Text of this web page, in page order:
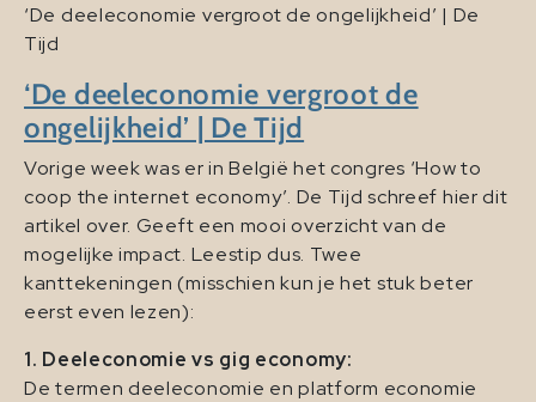
‘De deeleconomie vergroot de ongelijkheid’ | De
Tijd
‘De deeleconomie vergroot de
ongelijkheid’ | De Tijd
Vorige week was er in België het congres ‘How to
coop the internet economy’. De Tijd schreef hier dit
artikel over. Geeft een mooi overzicht van de
mogelijke impact. Leestip dus. Twee
kanttekeningen (misschien kun je het stuk beter
eerst even lezen):
1. Deeleconomie vs gig economy:
De termen deeleconomie en platform economie